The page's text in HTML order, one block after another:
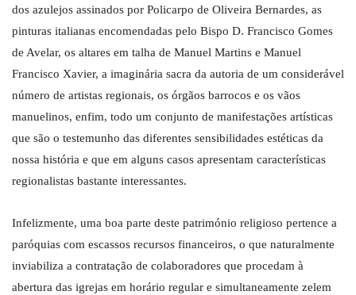
dos azulejos assinados por Policarpo de Oliveira Bernardes, as
pinturas italianas encomendadas pelo Bispo D. Francisco Gomes
de Avelar, os altares em talha de Manuel Martins e Manuel
Francisco Xavier, a imaginária sacra da autoria de um considerável
número de artistas regionais, os órgãos barrocos e os vãos
manuelinos, enfim, todo um conjunto de manifestações artísticas
que são o testemunho das diferentes sensibilidades estéticas da
nossa história e que em alguns casos apresentam características
regionalistas bastante interessantes.
Infelizmente, uma boa parte deste património religioso pertence a
paróquias com escassos recursos financeiros, o que naturalmente
inviabiliza a contratação de colaboradores que procedam à
abertura das igrejas em horário regular e simultaneamente zelem